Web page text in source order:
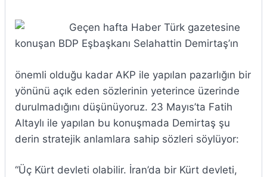
Geçen hafta Haber Türk gazetesine
konuşan BDP Eşbaşkanı Selahattin Demirtaş’ın
önemli olduğu kadar AKP ile yapılan pazarlığın bir
yönünü açık eden sözlerinin yeterince üzerinde
durulmadığını düşünüyoruz. 23 Mayıs’ta Fatih
Altaylı ile yapılan bu konuşmada Demirtaş şu
derin stratejik anlamlara sahip sözleri söylüyor:
“Üç Kürt devleti olabilir. İran’da bir Kürt devleti,